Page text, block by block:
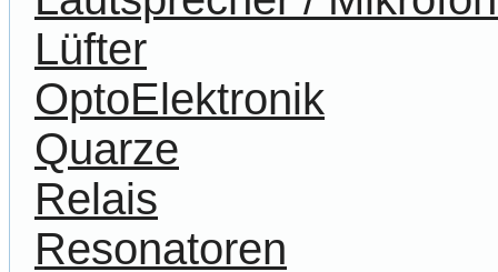
Lüfter
OptoElektronik
Quarze
Relais
Resonatoren